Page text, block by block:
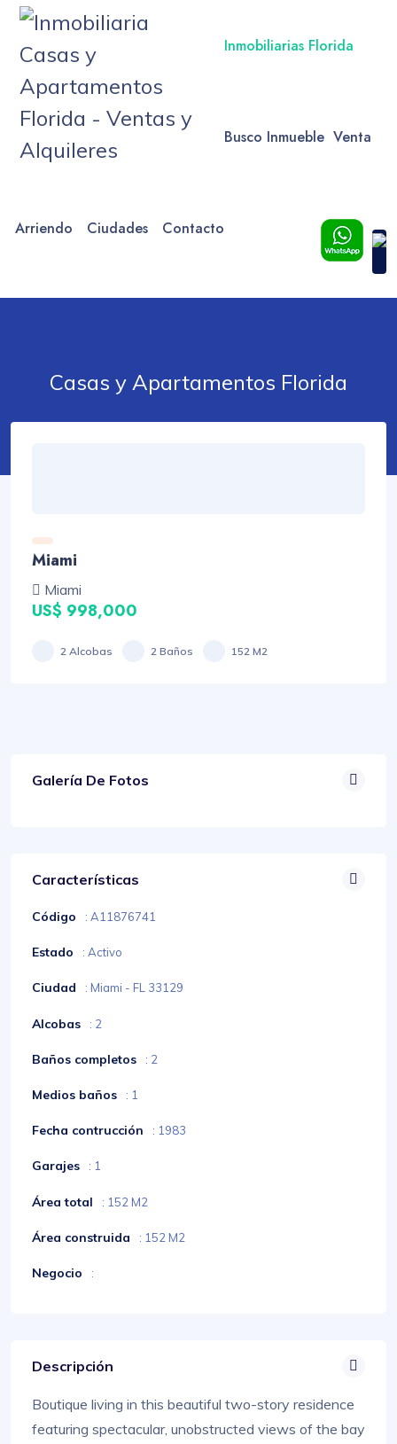
Inmobiliarias Florida
Busco Inmueble Venta
Arriendo Ciudades Contacto
Casas y Apartamentos Florida
Miami
Miami
US$ 998,000
2 Alcobas 2 Baños 152 M2
Galería De Fotos
Características
Código : A11876741
Estado : Activo
Ciudad : Miami - FL 33129
Alcobas : 2
Baños completos : 2
Medios baños : 1
Fecha contrucción : 1983
Garajes : 1
Área total : 152 M2
Área construida : 152 M2
Negocio :
Descripción
Boutique living in this beautiful two-story residence
featuring spectacular, unobstructed views of the bay